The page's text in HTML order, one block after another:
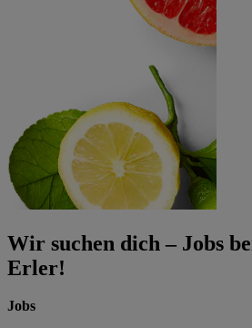
Wir suchen dich – Jobs
Erler!
Jobs